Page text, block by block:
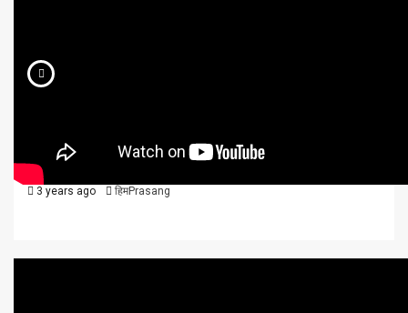
हिमाचल समाचार, 23 मार्च, 2023
3 years ago हिमPrasang